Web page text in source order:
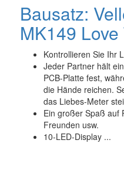
Bausatz:
MK149 Love
Kontrollieren Sie Ihr
Jeder Partner hält
PCB-Platte fest,
die Hände reichen.
das Liebes-Meter
Ein großer Spaß auf
Freunden usw.
10-LED-Display ...